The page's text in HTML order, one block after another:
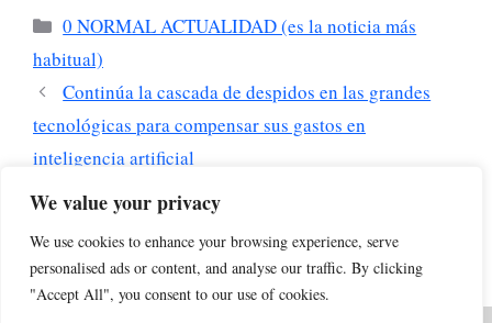
We value your privacy
We use cookies to enhance your browsing experience, serve
personalised ads or content, and analyse our traffic. By clicking
"Accept All", you consent to our use of cookies.
Categorías
0 NORMAL ACTUALIDAD (es la noticia más
habitual)
Continúa la cascada de despidos en las grandes
tecnológicas para compensar sus gastos en
inteligencia artificial
Vuelve DeepSeek: la IA china anuncia un nuevo
Anthropic